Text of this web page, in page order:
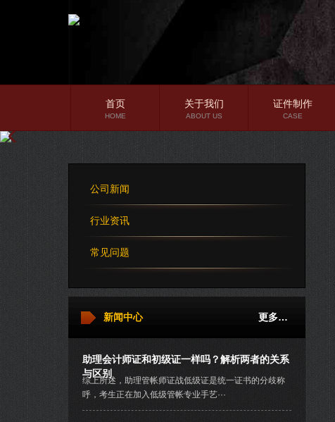
首页
HOME
关于我们
ABOUT US
证件制作
CASE
公司新闻
行业资讯
常见问题
更多…
新闻中心
助理会计师证和初级证一样吗？解析两者的关系
与区别
综上所述，助理管帐师证战低级证是统一证书的分歧称
呼，考生正在加入低级管帐专业手艺···